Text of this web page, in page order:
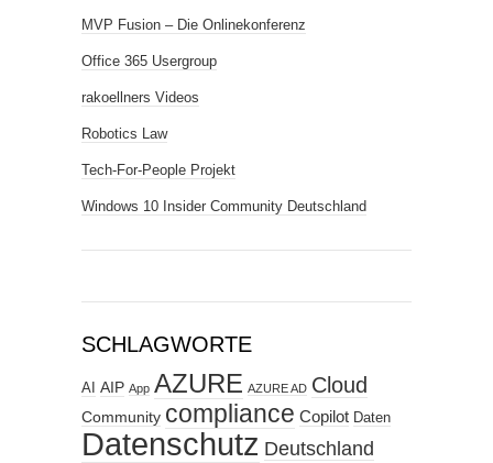
MVP Fusion – Die Onlinekonferenz
Office 365 Usergroup
rakoellners Videos
Robotics Law
Tech-For-People Projekt
Windows 10 Insider Community Deutschland
SCHLAGWORTE
AI AIP App AZURE AZURE AD Cloud
Community compliance Copilot Daten
Datenschutz Deutschland